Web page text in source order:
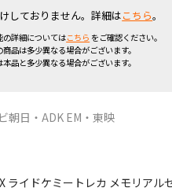
しておりません。詳細はこちら。
詳細についてはこちら をご確認ください。
品は多少異なる場合がございます。
品と多少異なる場合がございます。
朝日・ADK EM・東映
ライドケミートレカ メモリアル